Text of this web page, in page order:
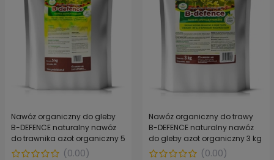
Nawóz organiczny do gleby
B-DEFENCE naturalny nawóz
do trawnika azot organiczny 5
kg
(0.00)
Nawóz organiczny do trawy
B-DEFENCE naturalny nawóz
do gleby azot organiczny 3 kg
(0.00)